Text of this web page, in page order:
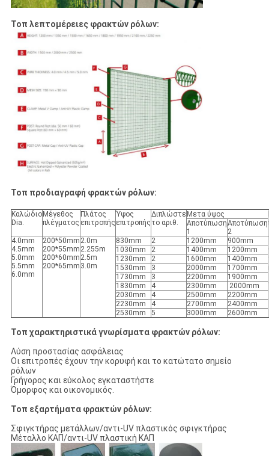
Τοπ λεπτομέρειες φρακτών ρόλων:
Τοπ προδιαγραφή φρακτών ρόλων:
Καλώδιο
Dia.
Μέγεθος
πλέγματος
Πλάτος
επιτροπής
Ύψος
επιτροπής
Διπλώστε
το αριθ.
Μετα ύψος
Αποτύπωση
1
Αποτύπωση
2
4.0mm
4.5mm
5.0mm
5.5mm
6.0mm
200*50mm
200*55mm
200*60mm
200*65mm
2.0m
2.255m
2.5m
3.0m
830mm 2 1200mm 900mm
1030mm 2 1400mm
1200mm
1230mm
2 1600mm
1400mm
1530mm
3 2000mm
1700mm
1730mm
3 2200mm
1900mm
1830mm
4 2300mm
2000mm
2030mm
4 2500mm
2200mm
2230mm
4 2700mm
2400mm
2530mm
5 3000mm 2600mm
Τοπ χαρακτηριστικά γνωρίσματα φρακτών ρόλων:
Λύση προστασίας ασφάλειας
Οι επιτροπές έχουν την κορυφή και το κατώτατο σημείο
ρόλων
Γρήγορος και εύκολος εγκαταστήστε
Όμορφος και οικονομικός.
Τοπ εξαρτήματα φρακτών ρόλων:
Σφιγκτήρας μετάλλων/αντι-UV πλαστικός σφιγκτήρας
Μέταλλο ΚΑΠ/αντι-UV πλαστική ΚΑΠ